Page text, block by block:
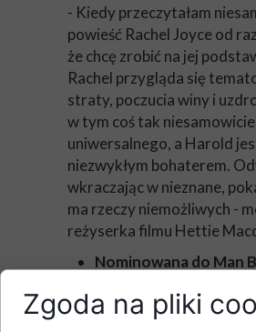
- Kiedy przeczytałam
powieść Rachel Joyce od
że chcę zrobić na jej
Rachel przygląda się
straty, poczucia winy i
w tym coś tak niesamowicie
uniwersalnego, a Harold
niezwykłym bohaterem.
wkraczając w nieznane,
ma rzeczy niemożliwych -
reżyserka filmu Hettie
Nominowana do Man
egzemplarzy na całym
Zgoda na pliki